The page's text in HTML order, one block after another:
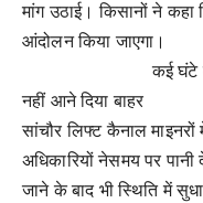
मांग उठाई। किसानों ने
आंदोलन किया जाएगा।
कई घंटे
नहीं आने दिया बाहर
सांचौर लिफ्ट कैनाल
अधिकारियों नेसमय पर पानी
जाने के बाद भी स्थिति में